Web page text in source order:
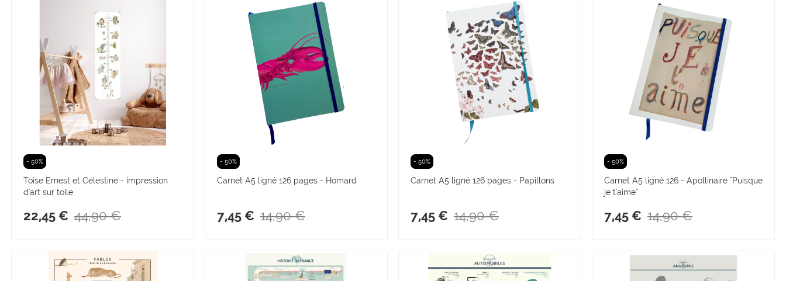
- 50%
Toise Ernest et Célestine - impression
d'art sur toile
22,45 € 44,90 €
- 50%
Carnet A5 ligné 126 pages - Homard
7,45 € 14,90 €
- 50%
Carnet A5 ligné 126 pages - Papillons
7,45 € 14,90 €
- 50%
Carnet A5 ligné 126 - Apollinaire "Puisque
je t'aime"
7,45 € 14,90 €